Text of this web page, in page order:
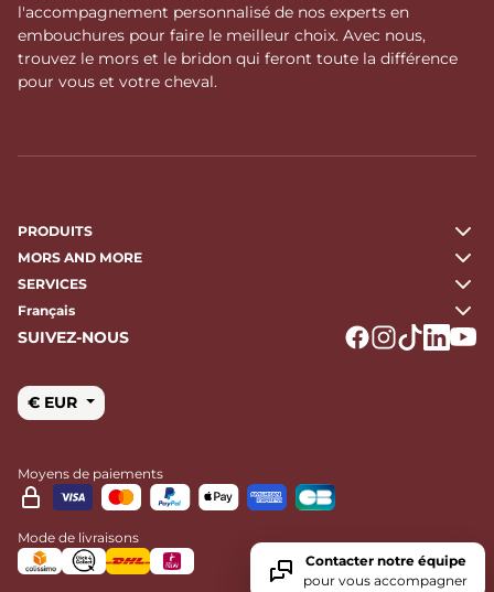
l'accompagnement personnalisé de nos experts en
embouchures pour faire le meilleur choix. Avec nous,
trouvez le mors et le bridon qui feront toute la différence
pour vous et votre cheval.
PRODUITS
MORS AND MORE
SERVICES
Français
SUIVEZ-NOUS
€ EUR
Moyens de paiements
Mode de livraisons
Contacter notre équipe
pour vous accompagner